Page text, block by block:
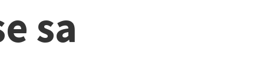
sa